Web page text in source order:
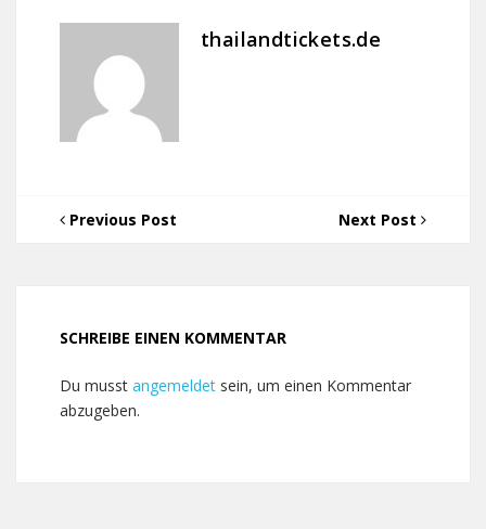
thailandtickets.de
Previous Post Next Post
SCHREIBE EINEN KOMMENTAR
Du musst angemeldet sein, um einen Kommentar
abzugeben.